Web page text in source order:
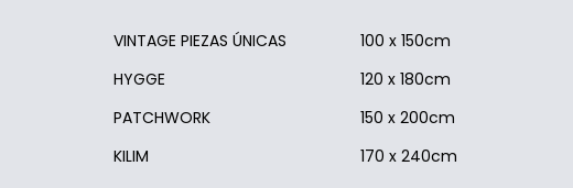
VINTAGE PIEZAS ÚNICAS
HYGGE
PATCHWORK
KILIM
100 x 150cm
120 x 180cm
150 x 200cm
170 x 240cm